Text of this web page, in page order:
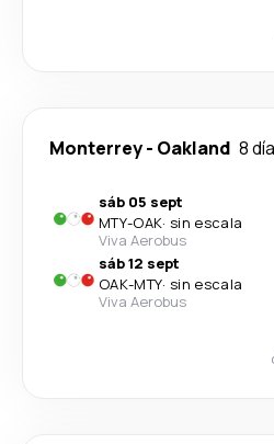
Monterrey- Oakland 8
sáb 05 sept
MTY-OAK· sin escala
Viva Aerobus
sáb 12 sept
OAK-MTY· sin escala
Viva Aerobus